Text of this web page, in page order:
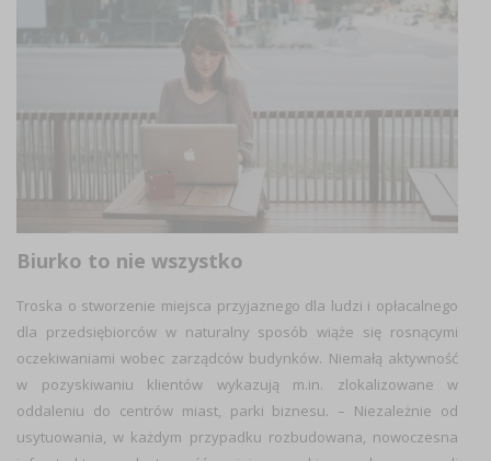
Biurko to nie wszystko
Troska o stworzenie miejsca przyjaznego dla ludzi i opłacalnego
dla przedsiębiorców w naturalny sposób wiąże się rosnącymi
oczekiwaniami wobec zarządców budynków. Niemałą aktywność
w pozyskiwaniu klientów wykazują m.in. zlokalizowane w
oddaleniu do centrów miast, parki biznesu. – Niezależnie od
usytuowania, w każdym przypadku rozbudowana, nowoczesna